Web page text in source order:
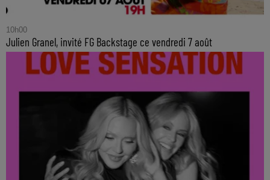
10h00
Julien Granel, invité FG Backstage ce vendredi 7 août